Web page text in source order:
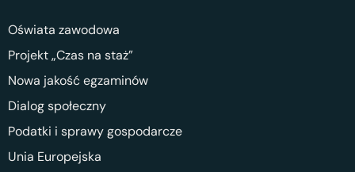
Oświata zawodowa
Projekt „Czas na staż”
Nowa jakość egzaminów
Dialog społeczny
Podatki i sprawy gospodarcze
Unia Europejska